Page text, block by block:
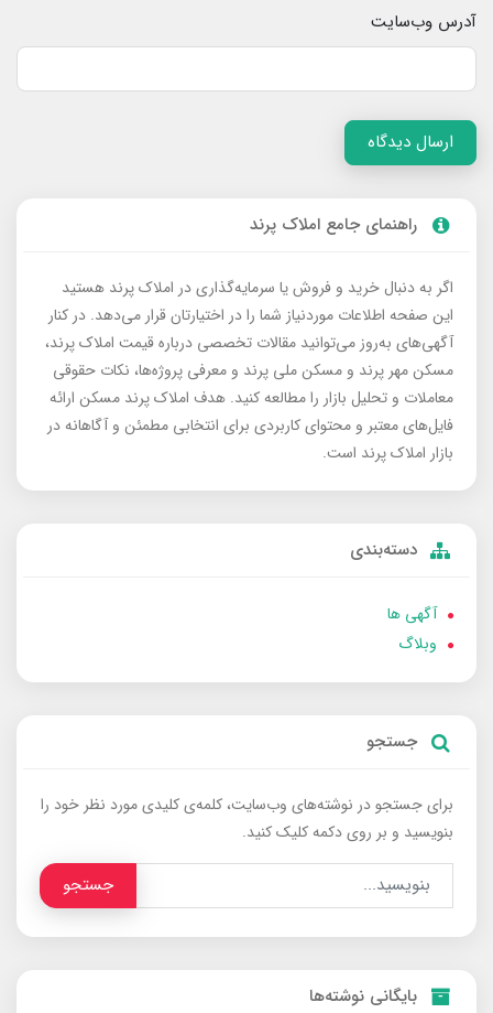
آدرس وب‌سایت
ارسال دیدگاه
راهنمای جامع املاک پرند
اگر به دنبال خرید و فروش یا سرمایه‌گذاری در املاک پرند هستید
این صفحه اطلاعات موردنیاز شما را در اختیارتان قرار می‌دهد. در کنار
آگهی‌های به‌روز می‌توانید مقالات تخصصی درباره قیمت املاک پرند،
مسکن مهر پرند و مسکن ملی پرند و معرفی پروژه‌ها، نکات حقوقی
معاملات و تحلیل بازار را مطالعه کنید. هدف املاک پرند مسکن ارائه
فایل‌های معتبر و محتوای کاربردی برای انتخابی مطمئن و آگاهانه در
بازار املاک پرند است.
دسته‌بندی
آگهی ها
وبلاگ
جستجو
برای جستجو در نوشته‌های وب‌سایت، کلمه‌ی کلیدی مورد نظر خود را
بنویسید و بر روی دکمه کلیک کنید.
جستجو
بایگانی نوشته‌ها